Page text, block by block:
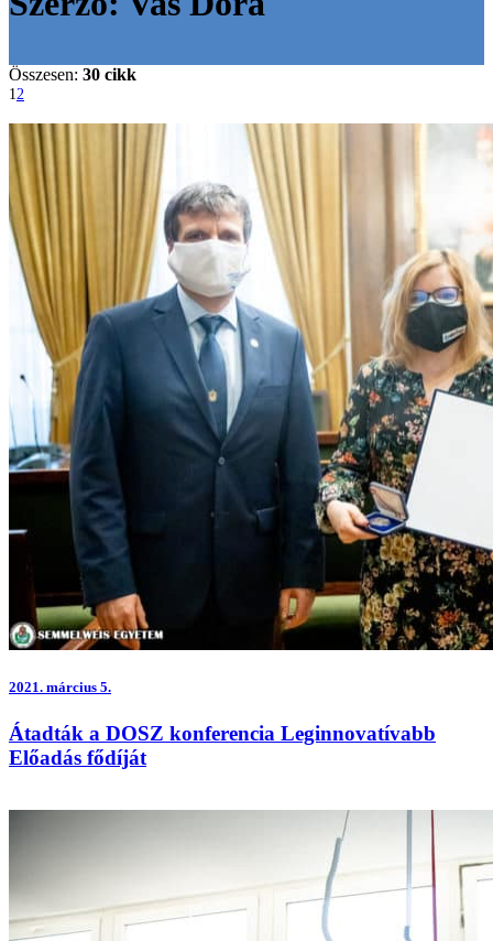
Összesen: 30 cikk
12
2021. március 5.
Átadták a DOSZ konferencia Leginnovatívabb
Előadás fődíját